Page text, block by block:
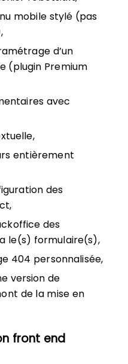
mobile stylé (pas
d’un
(plugin Premium
avec
entièrement
des
des
le(s) formulaire(s),
404 personnalisée,
version de
de la mise en
front end